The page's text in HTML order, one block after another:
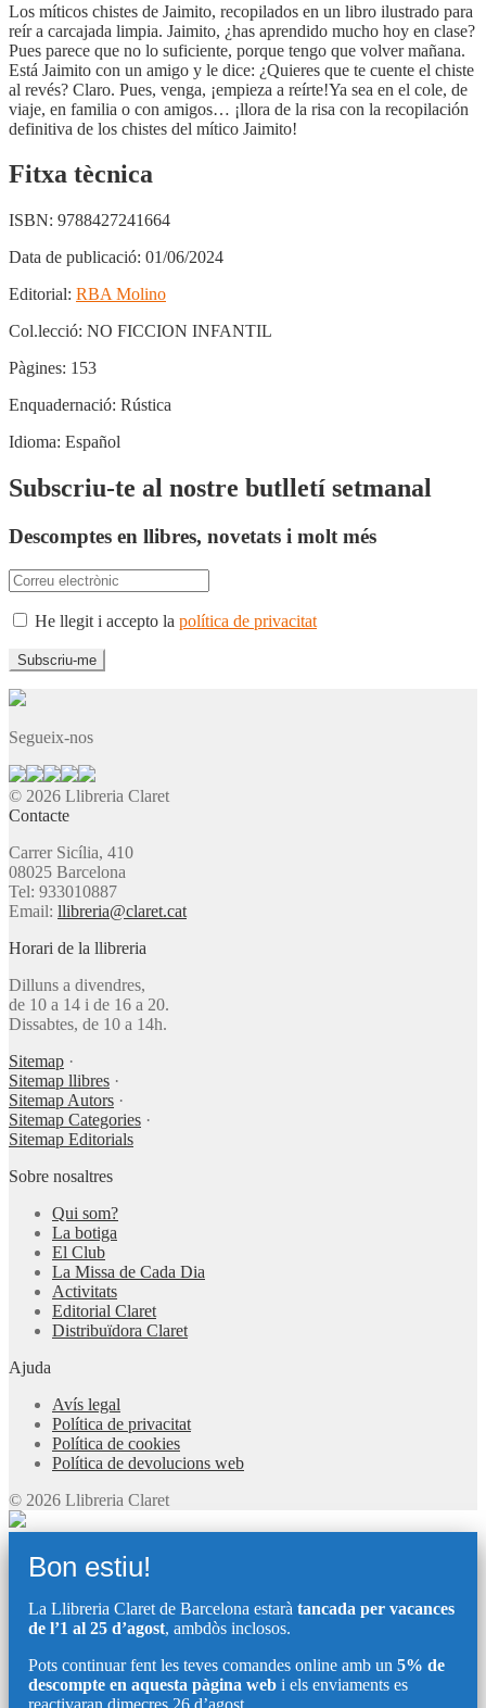
Los míticos chistes de Jaimito, recopilados en un libro ilustrado para
reír a carcajada limpia. Jaimito, ¿has aprendido mucho hoy en clase?
Pues parece que no lo suficiente, porque tengo que volver mañana.
Está Jaimito con un amigo y le dice: ¿Quieres que te cuente el chiste
al revés? Claro. Pues, venga, ¡empieza a reírte!Ya sea en el cole, de
viaje, en familia o con amigos… ¡llora de la risa con la recopilación
definitiva de los chistes del mítico Jaimito!
Fitxa tècnica
ISBN: 9788427241664
Data de publicació: 01/06/2024
Editorial: RBA Molino
Col.lecció: NO FICCION INFANTIL
Pàgines: 153
Enquadernació: Rústica
Idioma: Español
Subscriu-te al nostre butlletí setmanal
Descomptes en llibres, novetats i molt més
He llegit i accepto la política de privacitat
Segueix-nos
© 2026 Llibreria Claret
Contacte
Carrer Sicília, 410
08025 Barcelona
Tel: 933010887
Email: llibreria@claret.cat
Horari de la llibreria
Dilluns a divendres,
de 10 a 14 i de 16 a 20.
Dissabtes, de 10 a 14h.
Sitemap ·
Sitemap llibres ·
Sitemap Autors ·
Sitemap Categories ·
Sitemap Editorials
Sobre nosaltres
Qui som?
La botiga
El Club
La Missa de Cada Dia
Activitats
Editorial Claret
Distribuïdora Claret
Ajuda
Avís legal
Política de privacitat
Política de cookies
Política de devolucions web
© 2026 Llibreria Claret
Bon estiu!
La Llibreria Claret de Barcelona estarà tancada per vacances
de l’1 al 25 d’agost, ambdòs inclosos.
Pots continuar fent les teves comandes online amb un 5% de
descompte en aquesta pàgina web i els enviaments es
reactivaran dimecres 26 d’agost.